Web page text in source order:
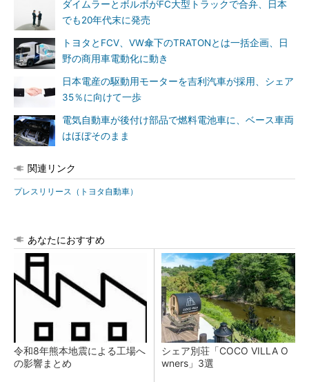
ダイムラーとボルボがFC大型トラックで合弁、日本
でも20年代末に発売
トヨタとFCV、VW傘下のTRATONとは一括企画、日
野の商用車電動化に動き
日本電産の駆動用モーターを吉利汽車が採用、シェア
35％に向けて一歩
電気自動車が後付け部品で燃料電池車に、ベース車両
はほぼそのまま
関連リンク
プレスリリース（トヨタ自動車）
あなたにおすすめ
令和8年熊本地震による工場へ
の影響まとめ
シェア別荘「COCO VILLA O
wners」3選